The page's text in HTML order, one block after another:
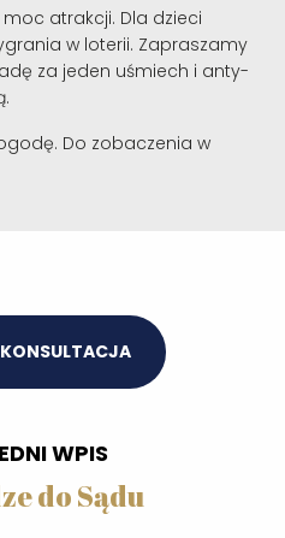
atrakcji. Dla dzieci
w loterii. Zapraszamy
za jeden uśmiech i anty-
Do zobaczenia w
WPIS
do Sądu